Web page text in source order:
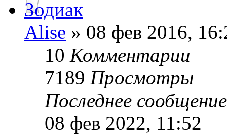
Зодиак
Alise » 08 фев 2016,
10 Комментарии
7189 Просмотры
Последнее
08 фев 2022, 11:52